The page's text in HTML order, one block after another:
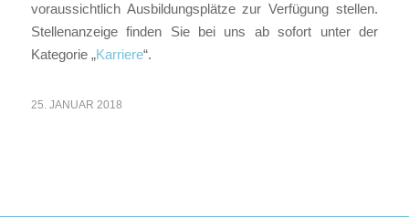
voraussichtlich Ausbildungsplätze zur Verfügung stellen.
Stellenanzeige finden Sie bei uns ab sofort unter der
Kategorie „Karriere“.
25. JANUAR 2018